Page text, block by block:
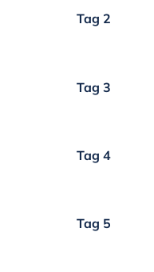
Tag 2
Tag 3
Tag 4
Tag 5